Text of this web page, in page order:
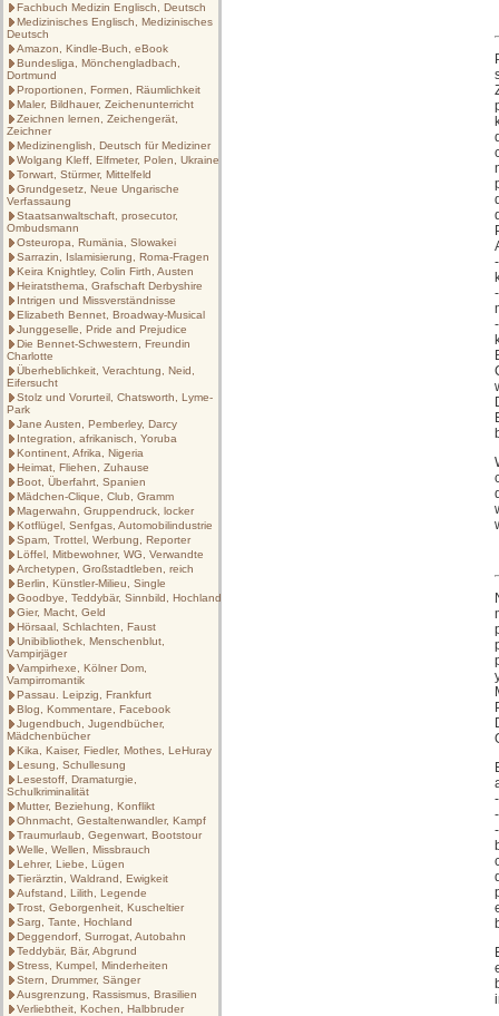
Fachbuch Medizin Englisch, Deutsch
Medizinisches Englisch, Medizinisches
Deutsch
Amazon, Kindle-Buch, eBook
Bundesliga, Mönchengladbach,
Dortmund
Proportionen, Formen, Räumlichkeit
Maler, Bildhauer, Zeichenunterricht
Zeichnen lernen, Zeichengerät,
Zeichner
Medizinenglish, Deutsch für Mediziner
Wolgang Kleff, Elfmeter, Polen, Ukraine
Torwart, Stürmer, Mittelfeld
Grundgesetz, Neue Ungarische
Verfassaung
Staatsanwaltschaft, prosecutor,
Ombudsmann
Osteuropa, Rumänia, Slowakei
Sarrazin, Islamisierung, Roma-Fragen
Keira Knightley, Colin Firth, Austen
Heiratsthema, Grafschaft Derbyshire
Intrigen und Missverständnisse
Elizabeth Bennet, Broadway-Musical
Junggeselle, Pride and Prejudice
Die Bennet-Schwestern, Freundin
Charlotte
Überheblichkeit, Verachtung, Neid,
Eifersucht
Stolz und Vorurteil, Chatsworth, Lyme-
Park
Jane Austen, Pemberley, Darcy
Integration, afrikanisch, Yoruba
Kontinent, Afrika, Nigeria
Heimat, Fliehen, Zuhause
Boot, Überfahrt, Spanien
Mädchen-Clique, Club, Gramm
Magerwahn, Gruppendruck, locker
Kotflügel, Senfgas, Automobilindustrie
Spam, Trottel, Werbung, Reporter
Löffel, Mitbewohner, WG, Verwandte
Archetypen, Großstadtleben, reich
Berlin, Künstler-Milieu, Single
Goodbye, Teddybär, Sinnbild, Hochland
Gier, Macht, Geld
Hörsaal, Schlachten, Faust
Unibibliothek, Menschenblut,
Vampirjäger
Vampirhexe, Kölner Dom,
Vampirromantik
Passau. Leipzig, Frankfurt
Blog, Kommentare, Facebook
Jugendbuch, Jugendbücher,
Mädchenbücher
Kika, Kaiser, Fiedler, Mothes, LeHuray
Lesung, Schullesung
Lesestoff, Dramaturgie,
Schulkriminalität
Mutter, Beziehung, Konflikt
Ohnmacht, Gestaltenwandler, Kampf
Traumurlaub, Gegenwart, Bootstour
Welle, Wellen, Missbrauch
Lehrer, Liebe, Lügen
Tierärztin, Waldrand, Ewigkeit
Aufstand, Lilith, Legende
Trost, Geborgenheit, Kuscheltier
Sarg, Tante, Hochland
Deggendorf, Surrogat, Autobahn
Teddybär, Bär, Abgrund
Stress, Kumpel, Minderheiten
Stern, Drummer, Sänger
Ausgrenzung, Rassismus, Brasilien
Verliebtheit, Kochen, Halbbruder